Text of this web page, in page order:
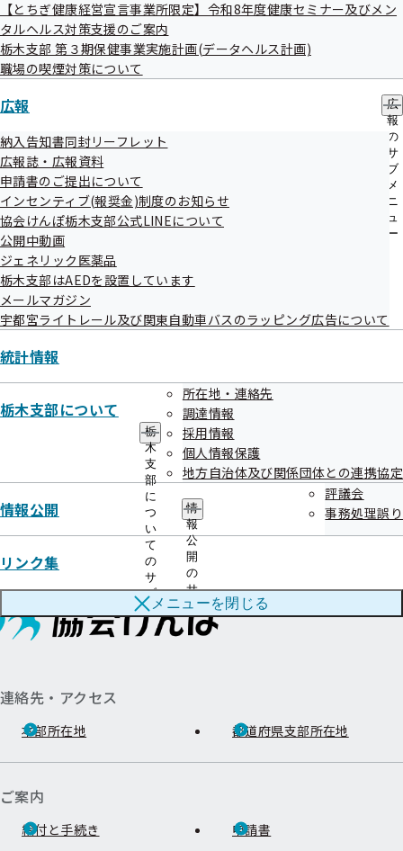
ニ
【とちぎ健康経営宣言事業所限定】令和8年度健康セミナー及びメン
タルヘルス対策支援のご案内
栃木支部 第３期保健事業実施計画(データヘルス計画)
職場の喫煙対策について
広報
広
報
の
サ
ブ
メ
ニ
ュ
ー
納入告知書同封リーフレット
広報誌・広報資料
申請書のご提出について
インセンティブ(報奨金)制度のお知らせ
協会けんぽ栃木支部公式LINEについて
公開中動画
ジェネリック医薬品
栃木支部はAEDを設置しています
メールマガジン
宇都宮ライトレール及び関東自動車バスのラッピング広告について
統計情報
栃木支部について
栃
木
支
部
に
つ
い
て
の
サ
ブ
メ
ニ
所在地・連絡先
調達情報
採用情報
個人情報保護
地方自治体及び関係団体との連携協定
情報公開
情
報
公
開
の
サ
ブ
メ
ニ
評議会
事務処理誤り
リンク集
メニューを閉じる
令和04年度
協会けんぽTOP 都道府県支部栃木支部 評議会令和06年度
連絡先・アクセス
本部所在地 都道府県支部所在地
ご案内
給付と手続き 申請書